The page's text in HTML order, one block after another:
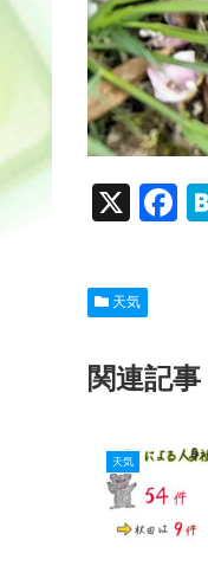
X
F
b
o
k
天気
関連記事
天気